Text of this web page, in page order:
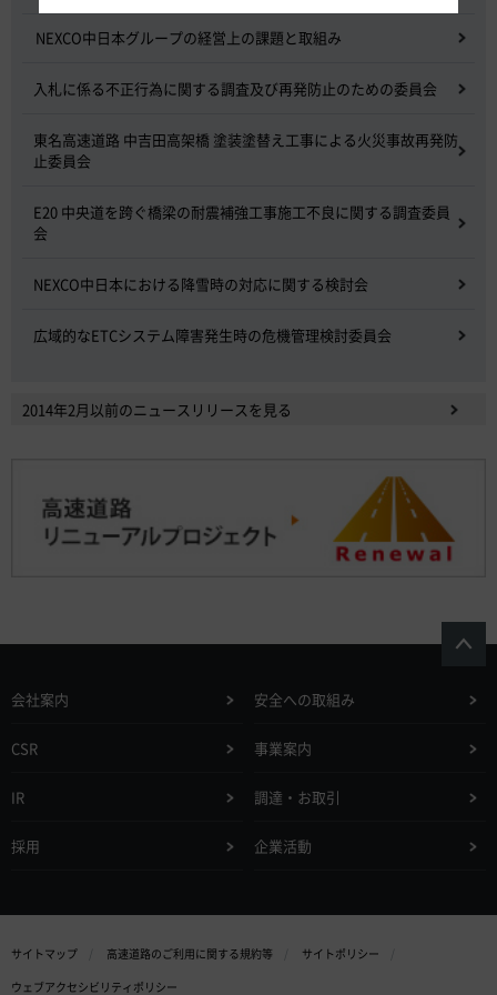
NEXCO中日本グループの経営上の課題と取組み
入札に係る不正行為に関する調査及び再発防止のための委員会
東名高速道路 中吉田高架橋 塗装塗替え工事による火災事故再発防
止委員会
E20 中央道を跨ぐ橋梁の耐震補強工事施工不良に関する調査委員
会
NEXCO中日本における降雪時の対応に関する検討会
広域的なETCシステム障害発生時の危機管理検討委員会
2014年2月以前のニュースリリースを見る
会社案内 安全への取組み
CSR 事業案内
IR 調達・お取引
採用 企業活動
サイトマップ 高速道路のご利用に関する規約等
サイトポリシー
ウェブアクセシビリティポリシー